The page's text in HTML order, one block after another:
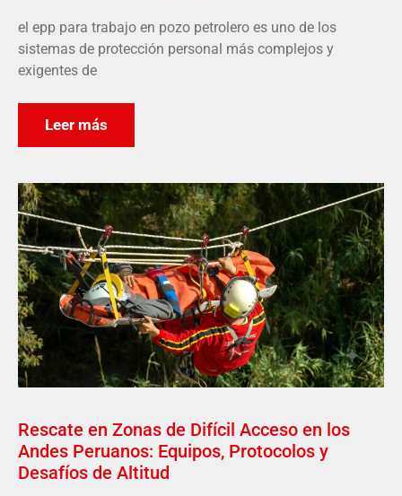
el epp para trabajo en pozo petrolero es uno de los
sistemas de protección personal más complejos y
exigentes de
Leer más
Rescate en Zonas de Difícil Acceso en los
Andes Peruanos: Equipos, Protocolos y
Desafíos de Altitud